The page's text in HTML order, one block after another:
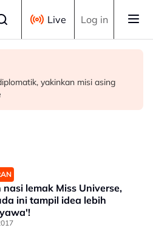
Live Log in
Malaysia diunjur pada tahap
sempadan dengan AI, dron
yakinkan misi asing
nasi lemak Miss Universe,
ini tampil idea lebih